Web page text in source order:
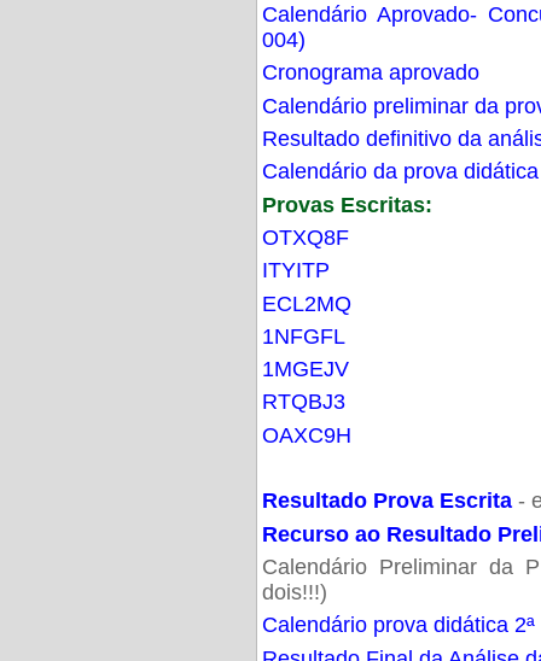
Calendário Aprovado-
004)
Cronograma aprovado
Calendário preliminar da
Resultado definitivo da
Calendário da prova didática
Provas Escritas:
OTXQ8F
ITYITP
ECL2MQ
1NFGFL
1MGEJV
RTQBJ3
OAXC9H
Resultado Prova Escrita -
Recurso ao Resultado
Calendário Preliminar da
dois!!!)
Calendário prova didática